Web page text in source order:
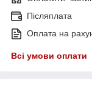
Післяплата
Оплата на
Всі умови оплати